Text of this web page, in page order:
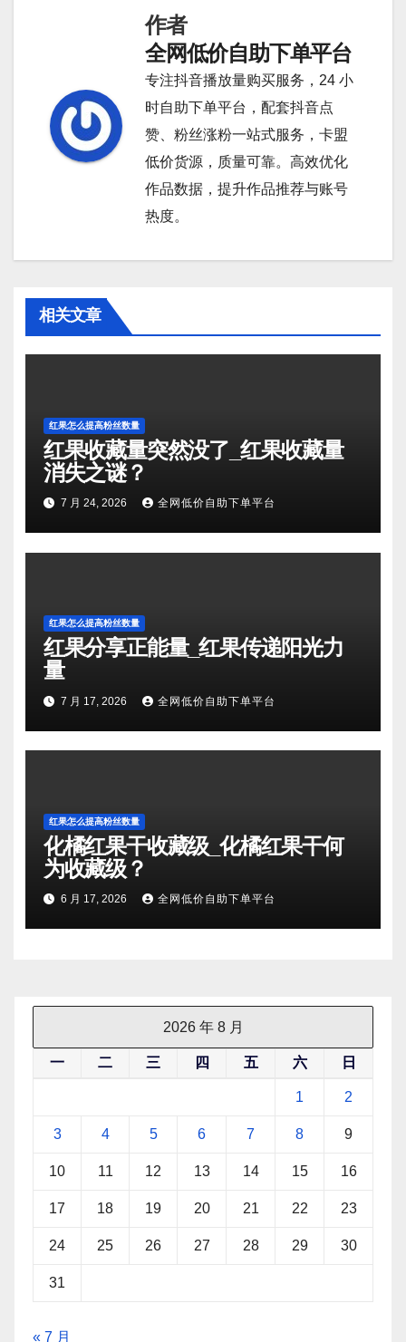
作者
全网低价自助下单平台
专注抖音播放量购买服务，24 小
时自助下单平台，配套抖音点
赞、粉丝涨粉一站式服务，卡盟
低价货源，质量可靠。高效优化
作品数据，提升作品推荐与账号
热度。
相关文章
红果怎么提高粉丝数量
红果收藏量突然没了_红果收藏量
消失之谜？
7 月 24, 2026 全网低价自助下单平台
红果怎么提高粉丝数量
红果分享正能量_红果传递阳光力
量
7 月 17, 2026 全网低价自助下单平台
红果怎么提高粉丝数量
化橘红果干收藏级_化橘红果干何
为收藏级？
6 月 17, 2026 全网低价自助下单平台
2026 年 8 月
一 二 三 四 五 六 日
1 2
3 4 5 6 7 8 9
10 11 12 13 14 15 16
17 18 19 20 21 22 23
24 25 26 27 28 29 30
31
« 7 月